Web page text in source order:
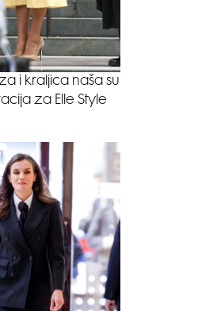
i kraljica naša su
za Elle Style